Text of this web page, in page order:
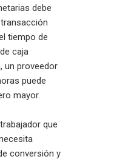
debe
tiempo de
caja
un proveedor
puede
mayor.
que
conversión y